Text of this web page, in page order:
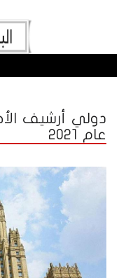
دولي أرشيف
عام 2021